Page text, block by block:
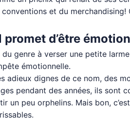
et du
d’être
genre à verser une petite
émotionnelle.
dignes de ce nom, des
pendant des années, ils sont
un peu orphelins. Mais bon,